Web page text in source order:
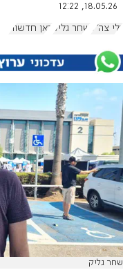
18.05.26, 12:22
גלי צה"ל שחר גליק כאן חדשות
שחר גליק